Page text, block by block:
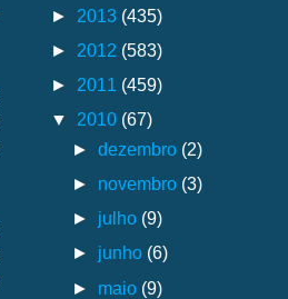
► 2013 (435)
► 2012 (583)
► 2011 (459)
▼ 2010 (67)
►dezembro (2)
► novembro (3)
► julho (9)
► junho (6)
► maio (9)